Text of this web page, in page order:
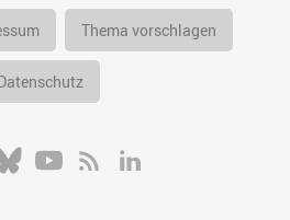
Thema vorschlagen